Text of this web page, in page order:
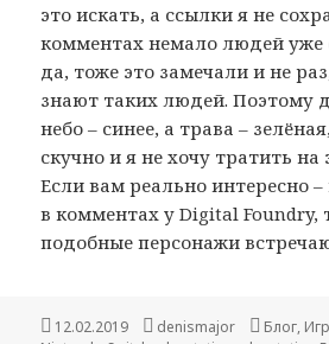
это искать, а ссылки я не
комментах немало людей уже
да, тоже это замечали и не
знают таких людей. Поэтому
небо – синее, а трава –
скучно и я не хочу тратить на
Если вам реально интересно
в комментах у Digital Foundry,
подобные персонажи
Опубликовано
12.02.2019 Автор
denismajor Рубрики
Блог,